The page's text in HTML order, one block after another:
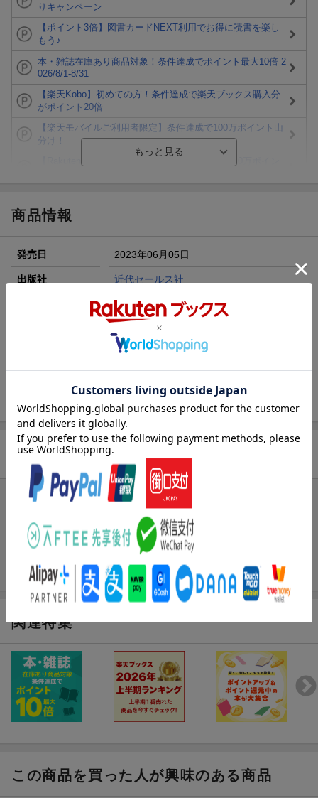
りキャンペーン
【ポイント3倍】図書カードNEXT利用でお得に読書を楽し
もう♪
本・雑誌在庫あり商品対象！条件達成でポイント最大10倍 2
026/8/1-8/31
【楽天Kobo】初めての方！条件達成で楽天ブックス購入分
がポイント20倍
【楽天モバイルご利用者限定】条件達成で100万ポイント山
分け！
が当たる！
楽天モバイル紹介キャンペーンの拡散で300円OFFクーポン
進呈
商品情報
発売日 2023年06月05日
出版社 近代セールス社
AB
バックナンバー この雑誌の他の号を見る
商品レビュー
まだレビューがありません。
関連特集
この商品を買った人が興味のある商品